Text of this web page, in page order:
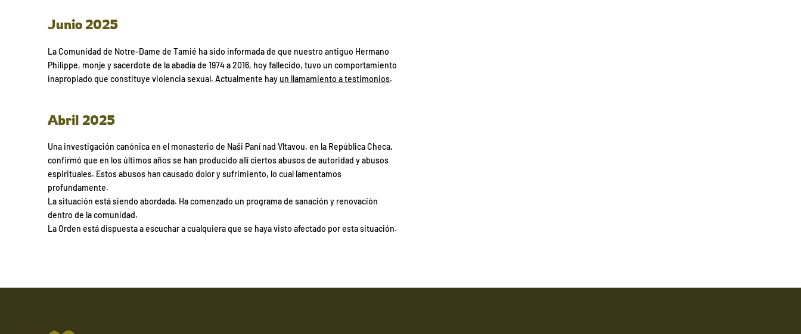
Junio 2025
La Comunidad de Notre-Dame de Tamié ha sido informada de que nuestro antiguo Hermano
Philippe, monje y sacerdote de la abadía de 1974 a 2016, hoy fallecido, tuvo un comportamiento
inapropiado que constituye violencia sexual. Actualmente hayun llamamiento a testimonios.
Abril 2025
Una investigación canónica en el monasterio de Naši Paní nad Vltavou, en la República Checa,
confirmó que en los últimos años se han producido allí ciertos abusos de autoridad y abusos
espirituales. Estos abusos han causado dolor y sufrimiento, lo cual lamentamos
profundamente.
La situación está siendo abordada. Ha comenzado un programa de sanación y renovación
dentro de la comunidad.
La Orden está dispuesta a escuchar a cualquiera que se haya visto afectado por esta situación.